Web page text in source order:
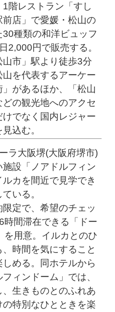
階レストラン「すし
店」で愛媛・松山の
種類の和洋ビュッフ
2,000円で販売する。
市」駅より徒歩3分
を代表するアーケー
」があるほか、「松山
の観光地へのアクセ
でなく国内レジャー
込む。
ラ大阪堺(大阪府堺市)
設「ノアドルフィン
カを間近で見学でき
いる。
定で、希望のチェッ
時間滞在できる「ドー
を用意。イルカとのひ
時間を気にすること
める。同ホテルから
ィンドーム」では、
生きものとのふれあ
特別なひとときを楽